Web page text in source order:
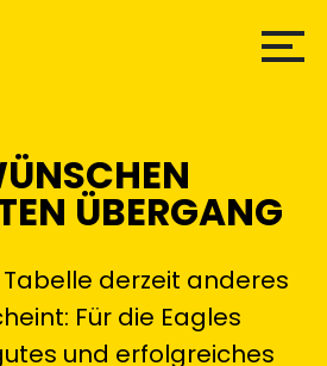
ÜBERGANG
derzeit anderes
Für die Eagles
und erfolgreiches